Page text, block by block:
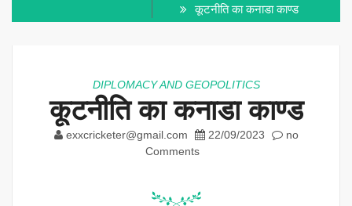
कूटनीति का कनाडा काण्ड
DIPLOMACY AND GEOPOLITICS
कूटनीति का कनाडा काण्ड
exxcricketer@gmail.com 22/09/2023
no
Comments